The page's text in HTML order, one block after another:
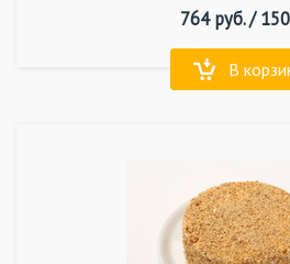
764руб. /
В